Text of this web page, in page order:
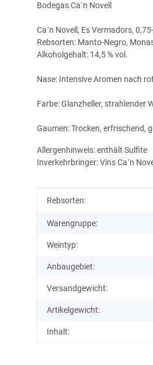
Bodegas Ca´n Novell
Ca´n Novell, Es Vermadors,
Rebsorten: Manto-Negro,
Alkoholgehalt: 14,5 % vol.
Nase: Intensive Aromen nach
Farbe: Glanzheller, strahlender
Gaumen: Trocken, erfrischend,
Allergenhinweis: enthält Sulfite
Inverkehrbringer: Vins Ca´n
Produkteigenschaft
Wert
Rebsorten:
Warengruppe:
Weintyp:
Anbaugebiet:
Versandgewicht:
Artikelgewicht:
Inhalt: